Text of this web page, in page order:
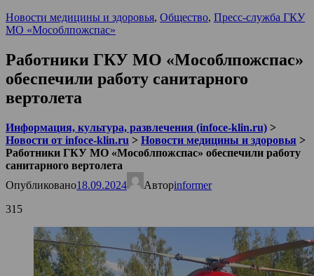
Новости медицины и здоровья, Общество, Пресс-служба ГКУ
МО «Мособлпожспас»
Работники ГКУ МО «Мособлпожспас»
обеспечили работу санитарного
вертолета
Информация, культура, развлечения (infoce-klin.ru) >
Новости от infoce-klin.ru > Новости медицины и здоровья >
Работники ГКУ МО «Мособлпожспас» обеспечили работу
санитарного вертолета
Опубликовано18.09.2024 Авторinformer
315